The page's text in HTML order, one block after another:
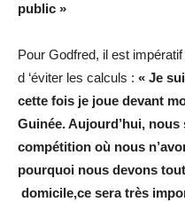
public »
Pour Godfred, il est
d ‘éviter les calculs : « Je
cette fois je joue devant
Guinée. Aujourd’hui,
compétition où nous
pourquoi nous devons
domicile,ce sera très